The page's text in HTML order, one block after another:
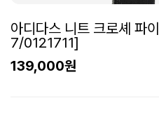
아디다스 니트 크로셰 파
7/0121711]
139,000원